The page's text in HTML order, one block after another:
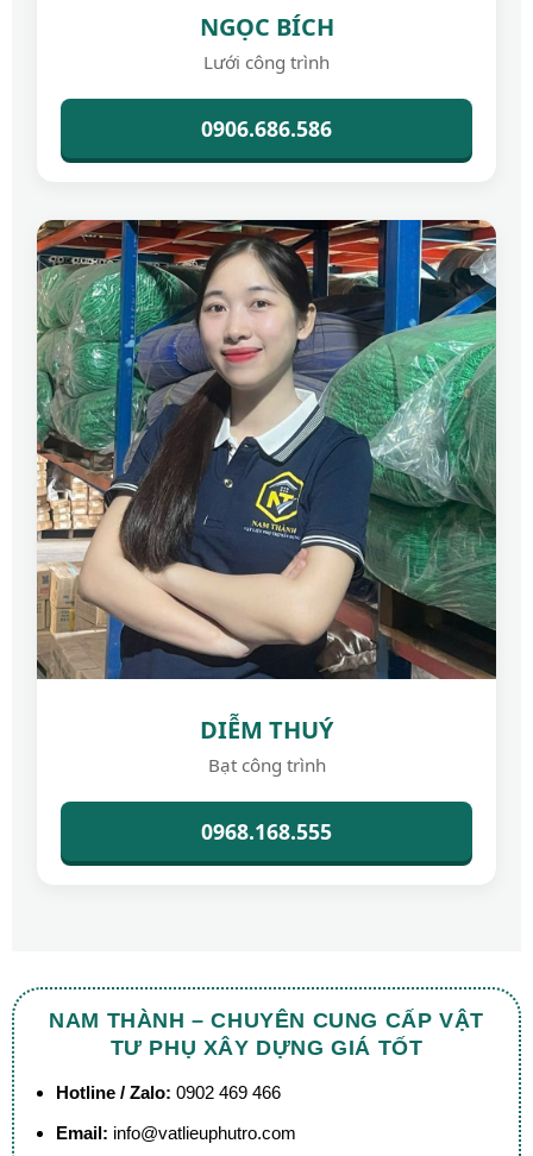
NGỌC BÍCH
Lưới công trình
0906.686.586
DIỄM THUÝ
Bạt công trình
0968.168.555
NAM THÀNH – CHUYÊN CUNG CẤP VẬT
TƯ PHỤ XÂY DỰNG GIÁ TỐT
Hotline / Zalo: 0902 469 466
Email: info@vatlieuphutro.com